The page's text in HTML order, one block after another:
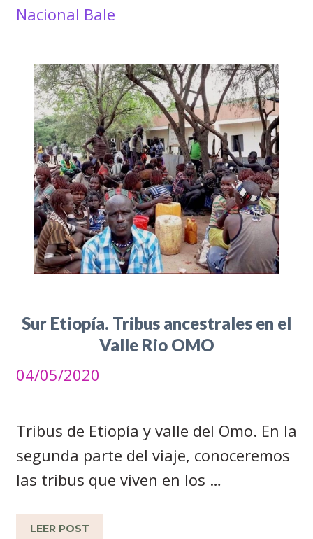
Nacional Bale
Sur Etiopía. Tribus ancestrales en el
Valle Rio OMO
04/05/2020
Tribus de Etiopía y valle del Omo. En la
segunda parte del viaje, conoceremos
las tribus que viven en los …
LEER POST